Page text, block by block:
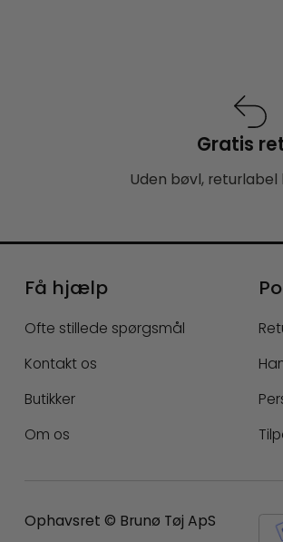
Gratis
Uden bøvl, returlabel
Få hjælp
Ofte stillede spørgsmål
Kontakt os
Butikker
Om os
Ophavsret © Brunø Tøj ApS